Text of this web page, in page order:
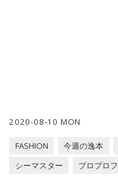
2020-08-10 MON
FASHION 今週の逸本
シーマスター
プロプロフ